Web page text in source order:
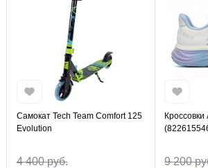
Самокат Tech Team Comfort 125
Evolution
4 400 руб. 9 200